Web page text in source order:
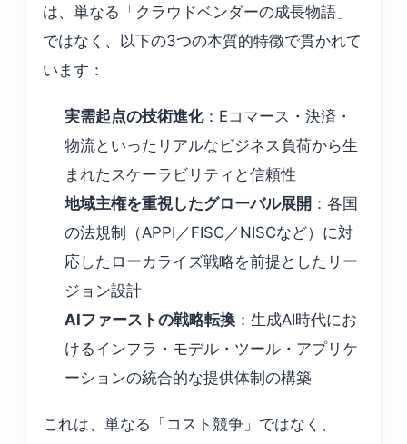
は、単なる「クラウドベンダーの成長物語」
ではなく、以下の3つの本質的特徴で貫かれて
います：
実需起点の技術進化：Eコマース・決済・
物流といったリアルなビジネス負荷から生
まれたスケーラビリティと信頼性
地域主権を重視したグローバル展開 ：各国
の法規制（APPI／FISC／NISCなど）に対
応したローカライズ戦略を前提としたリー
ジョン設計
AIファーストの戦略転換 ：生成AI時代にお
けるインフラ・モデル・ツール・アプリケ
ーションの統合的な提供体制の構築
これは、単なる「コスト競争」ではなく、